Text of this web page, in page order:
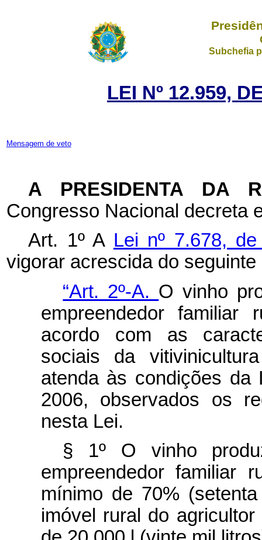
Subchefia
LEI Nº 12.959,
Mensagem de veto
A PRESIDENTA DA
Congresso Nacional decreta
Art. 1º A Lei nº 7.678,
vigorar acrescida do seguinte
“Art. 2º-A. O vinho
empreendedor
acordo com as
sociais da
atenda às condições da
2006, observados os
nesta Lei.
§ 1º O vinho
empreendedor familiar
mínimo de 70%
imóvel rural do